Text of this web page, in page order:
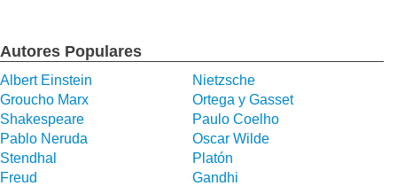
Autores Populares
Albert Einstein
Nietzsche
Groucho Marx
Ortega y Gasset
Shakespeare
Paulo Coelho
Pablo Neruda
Oscar Wilde
Stendhal
Platón
Freud
Gandhi